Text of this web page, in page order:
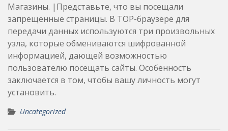
Магазины. |Представьте, что вы посещали
запрещенные страницы. В ТОР-браузере для
передачи данных используются три произвольных
узла, которые обмениваются шифрованной
информацией, дающей возможностью
пользователю посещать сайты. Особенность
заключается в том, чтобы вашу личность могут
установить.
Uncategorized